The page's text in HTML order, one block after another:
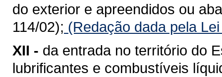
do exterior e apreendidos ou
114/02); (Redação dada pela
XII - da entrada no território do
lubrificantes e combustíveis